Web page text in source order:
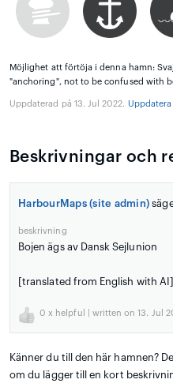
Möjlighet att förtöja i denna hamn:
"anchoring", not to be confused with
Uppdaterad på 13. Jul 2022.
Beskrivningar och
HarbourMaps (site admin)
beskrivning
Bojen ägs av Dansk Sejlunion
[translated from English with AI]
0 x helpful | written on 13. Jul
Känner du till den här hamnen?
om du lägger till en kort